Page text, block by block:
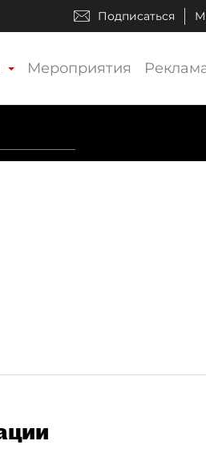
Подписаться
Мероприятия